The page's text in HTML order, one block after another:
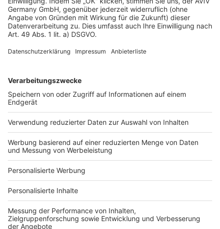
Datenschutz
Impressum
Services
Bauprojekt-Quiz
Häuser-Suche
Hausanbieter-Suche
Bauprojekt-Profil
Für Unternehmen
Ihre Baufirma auf bauen.de
Kostenloses Infogespräch